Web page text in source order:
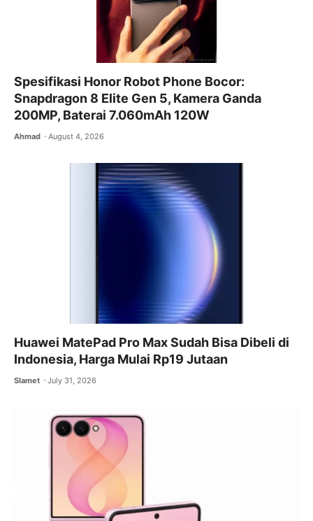
Spesifikasi Honor Robot Phone Bocor:
Snapdragon 8 Elite Gen 5, Kamera Ganda
200MP, Baterai 7.060mAh 120W
Ahmad August 4, 2026
Huawei MatePad Pro Max Sudah Bisa Dibeli di
Indonesia, Harga Mulai Rp19 Jutaan
Slamet July 31, 2026